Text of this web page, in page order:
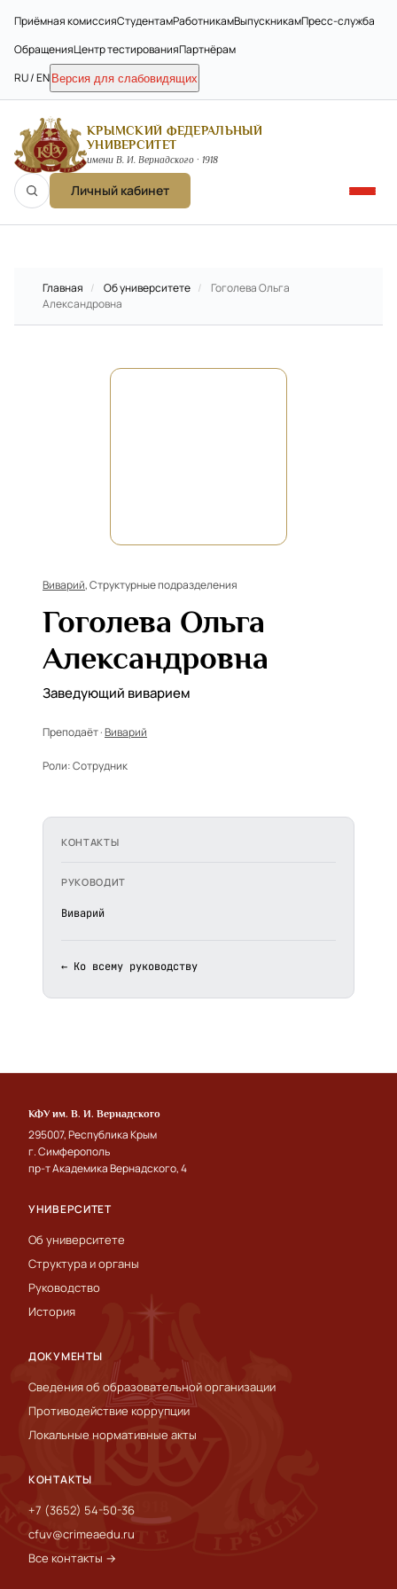
Приёмная комиссияСтудентамРаботникамВыпускникамПресс-служба
ОбращенияЦентр тестированияПартнёрам
RU / EN Версия для слабовидящих
КРЫМСКИЙ ФЕДЕРАЛЬНЫЙ
УНИВЕРСИТЕТ
имени В. И. Вернадского · 1918
Личный кабинет
Главная / Об университете /
Гоголева Ольга
Александровна
Виварий, Структурные подразделения
Гоголева Ольга
Александровна
Заведующий виварием
Преподаёт ·Виварий
Роли:Сотрудник
КОНТАКТЫ
РУКОВОДИТ
Виварий
← Ко всему руководству
КФУ им. В. И. Вернадского
295007, Республика Крым
г. Симферополь
пр-т Академика Вернадского, 4
УНИВЕРСИТЕТ
Об университете
Структура и органы
Руководство
История
ДОКУМЕНТЫ
Сведения об образовательной организации
Противодействие коррупции
Локальные нормативные акты
КОНТАКТЫ
+7 (3652) 54-50-36
cfuv@crimeaedu.ru
Все контакты →